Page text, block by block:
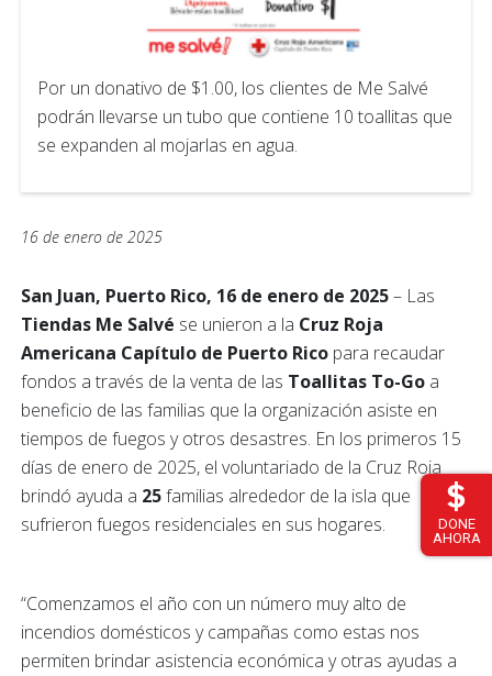
DONE
AHORA
Por un donativo de $1.00, los clientes de Me Salvé
podrán llevarse un tubo que contiene 10 toallitas que
se expanden al mojarlas en agua.
16 de enero de 2025
San Juan, Puerto Rico, 16 de enero de 2025– Las
Tiendas Me Salvé se unieron a la Cruz Roja
Americana Capítulo de Puerto Rico para recaudar
fondos a través de la venta de las Toallitas To-Go a
beneficio de las familias que la organización asiste en
tiempos de fuegos y otros desastres. En los primeros 15
días de enero de 2025, el voluntariado de la Cruz Roja
brindó ayuda a 25familias alrededor de la isla que
sufrieron fuegos residenciales en sus hogares.
“Comenzamos el año con un número muy alto de
incendios domésticos y campañas como estas nos
permiten brindar asistencia económica y otras ayudas a